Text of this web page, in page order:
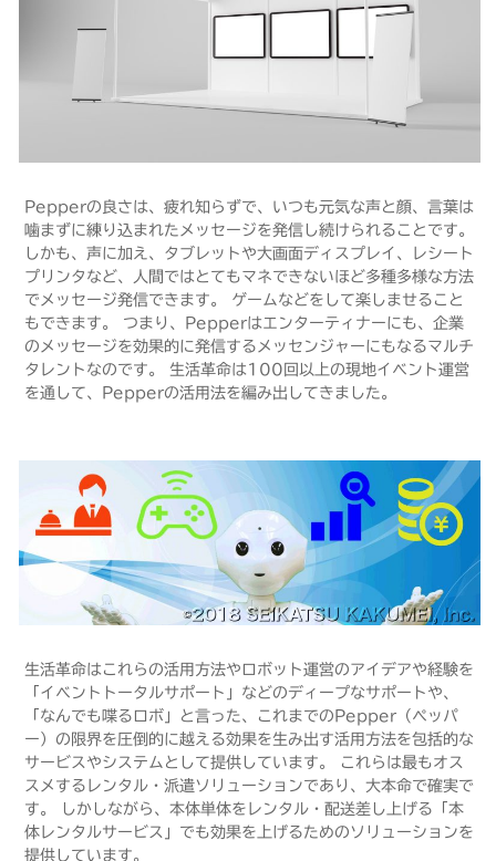
Pepperの良さは、疲れ知らずで、いつも元気な声と顔、言葉は
噛まずに練り込まれたメッセージを発信し続けられることです。
しかも、声に加え、タブレットや大画面ディスプレイ、レシート
プリンタなど、人間ではとてもマネできないほど多種多様な方法
でメッセージ発信できます。 ゲームなどをして楽しませること
もできます。 つまり、Pepperはエンターティナーにも、企業
のメッセージを効果的に発信するメッセンジャーにもなるマルチ
タレントなのです。 生活革命は100回以上の現地イベント運営
を通して、Pepperの活用法を編み出してきました。
生活革命はこれらの活用方法やロボット運営のアイデアや経験を
「イベントトータルサポート」などのディープなサポートや、
「なんでも喋るロボ」と言った、これまでのPepper（ペッパ
ー）の限界を圧倒的に越える効果を生み出す活用方法を包括的な
サービスやシステムとして提供しています。 これらは最もオス
スメするレンタル・派遣ソリューションであり、大本命で確実で
す。 しかしながら、本体単体をレンタル・配送差し上げる「本
体レンタルサービス」でも効果を上げるためのソリューションを
提供しています。